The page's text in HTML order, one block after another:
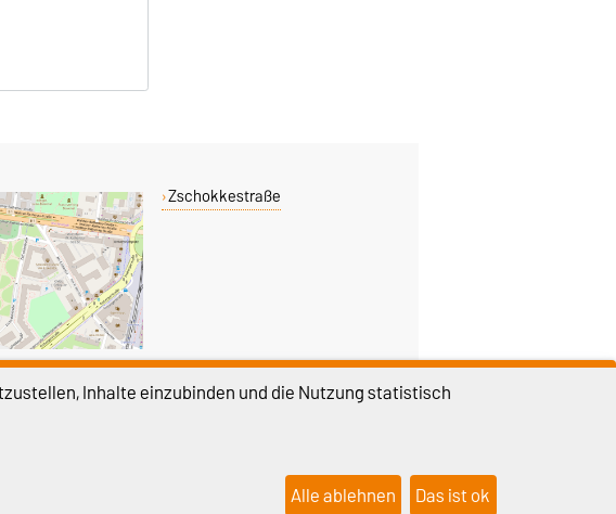
Zschokkestraße
Inhalte einzubinden und die Nutzung statistisch
Alle ablehnen Das ist ok